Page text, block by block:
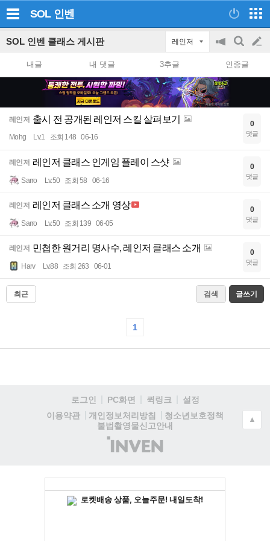
SOL 인벤
SOL 인벤 클래스 게시판 레인저
공
on/off
검
색
글
쓰
내글 내 댓글 3추글 인증글
레인저 출시 전 공개된 레인저 스킬 살펴보기
Mohg Lv.1 조회 148 06-16
0
댓글
레인저 레인저 클래스 인게임 플레이 스샷
Sarro Lv.50 조회 58 06-16
0
댓글
레인저 레인저 클래스 소개 영상
Sarro Lv.50 조회 139 06-05
0
댓글
레인저 민첩한 원거리 명사수, 레인저 클래스 소개
Harv Lv.88 조회 263 06-01
0
댓글
최근 검색 글쓰기
1
로그인 PC화면 퀵링크
설정
이용약관
개인정보처리방침
청소년보호정책
불법촬영물신고안내
(주)
인
▲